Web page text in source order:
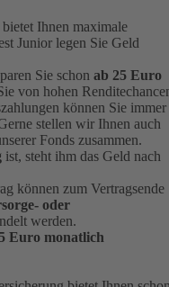
Ihnen maximale
Junior legen Sie Geld
Sie schon ab 25 Euro
von hohen
können Sie immer
stellen wir Ihnen auch
Fonds zusammen.
ist, steht ihm das Geld nach
können zum Vertragsende
oder
werden.
Euro monatlich